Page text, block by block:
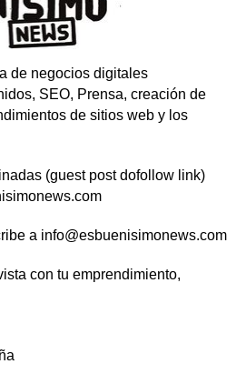
de negocios digitales
SEO, Prensa, creación de
de sitios web y los
(guest post dofollow link)
a info@esbuenisimonews.com
con tu emprendimiento,